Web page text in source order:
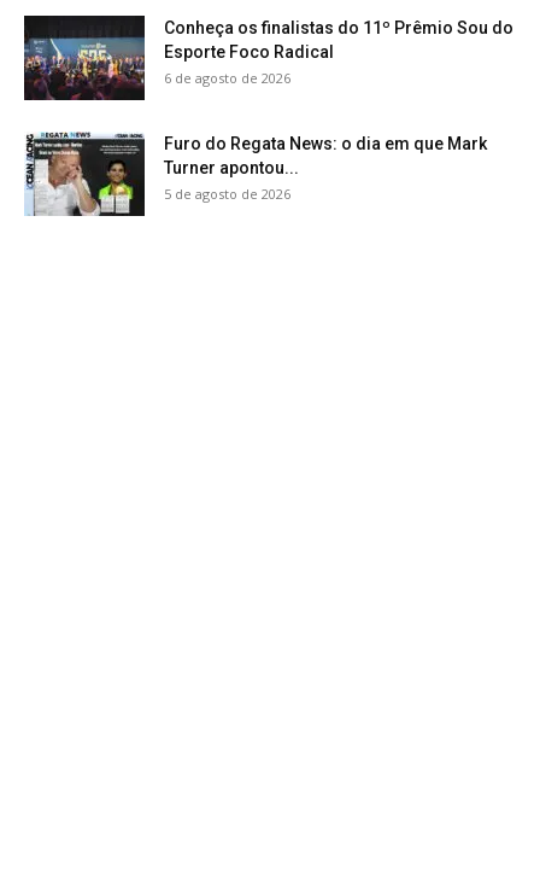
Conheça os finalistas do 11º Prêmio Sou do
Esporte Foco Radical
6 de agosto de 2026
Furo do Regata News: o dia em que Mark
Turner apontou...
5 de agosto de 2026